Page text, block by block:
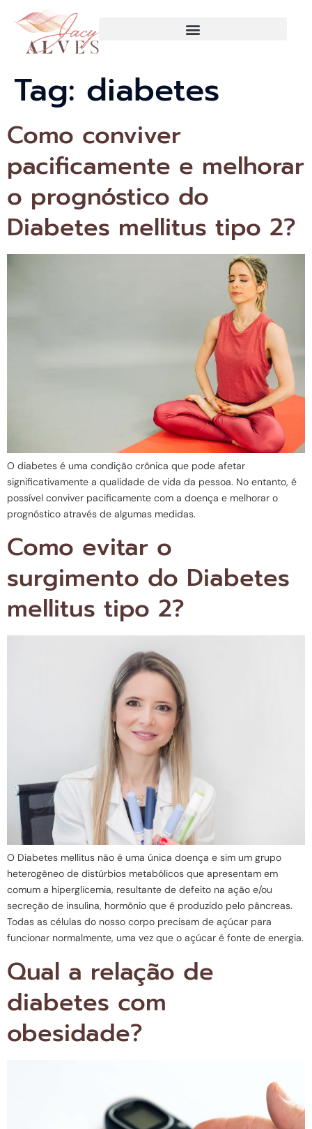
Tag: diabetes
Como conviver
pacificamente e melhorar
o prognóstico do
Diabetes mellitus tipo 2?
O diabetes é uma condição crônica que pode afetar
significativamente a qualidade de vida da pessoa. No entanto, é
possível conviver pacificamente com a doença e melhorar o
prognóstico através de algumas medidas.
Como evitar o
surgimento do Diabetes
mellitus tipo 2?
O Diabetes mellitus não é uma única doença e sim um grupo
heterogêneo de distúrbios metabólicos que apresentam em
comum a hiperglicemia, resultante de defeito na ação e/ou
secreção de insulina, hormônio que é produzido pelo pâncreas.
Todas as células do nosso corpo precisam de açúcar para
funcionar normalmente, uma vez que o açúcar é fonte de energia.
Qual a relação de
diabetes com
obesidade?